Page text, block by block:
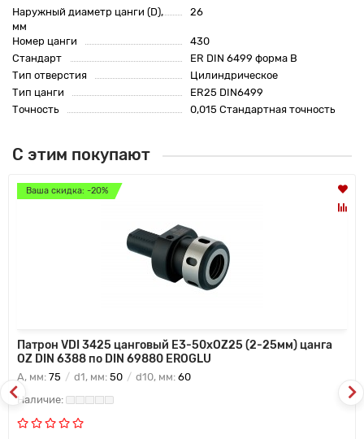
Наружный диаметр цанги (D),
мм
26
Номер цанги
430
Стандарт
ER DIN 6499 форма B
Тип отверстия
Цилиндрическое
Тип цанги
ER25 DIN6499
Точность
0,015 Стандартная точность
С этим покупают
Ваша скидка: -20%
Патрон VDI 3425 цанговый E3-50xOZ25 (2-25мм) цанга
OZ DIN 6388 по DIN 69880 EROGLU
A, мм: 75 d1, мм: 50 d10, мм: 60